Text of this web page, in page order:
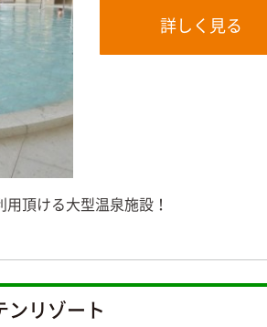
詳しく見る
頂ける大型温泉施設！
ンリゾート